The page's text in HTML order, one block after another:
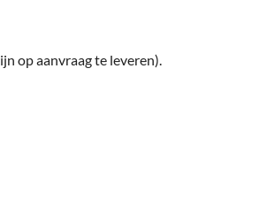
op aanvraag te leveren).